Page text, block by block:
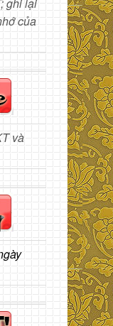
ghi lại
của
và